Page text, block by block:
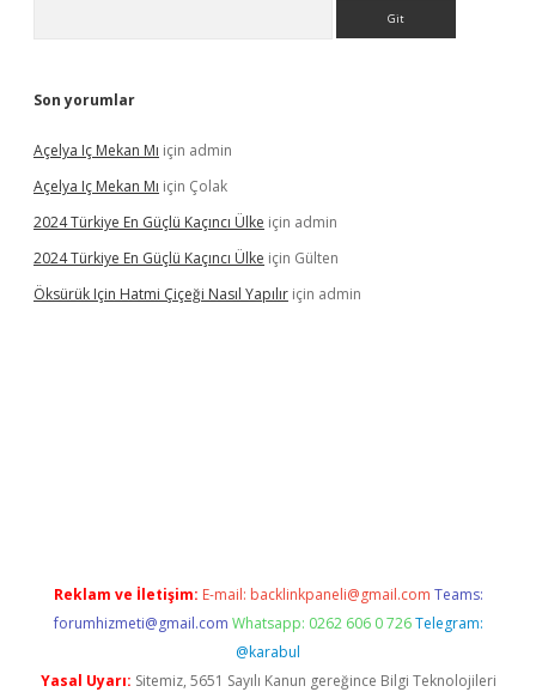
Son yorumlar
Açelya Iç Mekan Mı için admin
Açelya Iç Mekan Mı için Çolak
2024 Türkiye En Güçlü Kaçıncı Ülke için admin
2024 Türkiye En Güçlü Kaçıncı Ülke için Gülten
Öksürük Için Hatmi Çiçeği Nasıl Yapılır için admin
Reklam ve İletişim: E-mail: backlinkpaneli@gmail.com Teams:
forumhizmeti@gmail.com Whatsapp: 0262 606 0 726 Telegram:
@karabul
Yasal Uyarı: Sitemiz, 5651 Sayılı Kanun gereğince Bilgi Teknolojileri